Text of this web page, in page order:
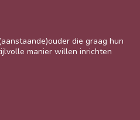
die graag hun
manier willen inrichten